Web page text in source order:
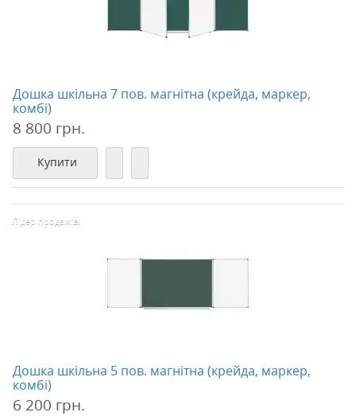
Дошка шкільна 7 пов. магнітна (крейда, маркер,
комбі)
8 800 грн.
Купити
Лідер продажів!
Дошка шкільна 5 пов. магнітна (крейда, маркер,
комбі)
6 200 грн.